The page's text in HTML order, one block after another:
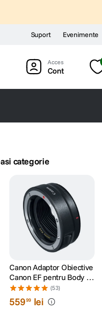
Suport Evenimente
Cont
categorie
Canon Adaptor Obiective
Canon EF pentru Body cu
Montura RF (53)
55999 lei